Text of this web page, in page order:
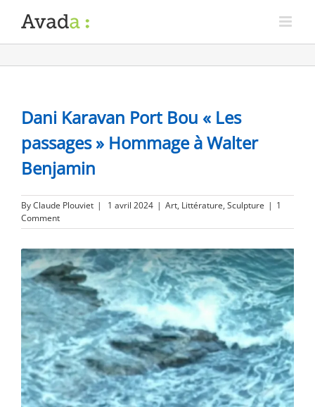
Dani Karavan Port Bou « Les
passages » Hommage à Walter
Benjamin
ByClaude Plouviet | 1 avril 2024 | Art, Littérature, Sculpture | 1
Comment
View
Larger
Image